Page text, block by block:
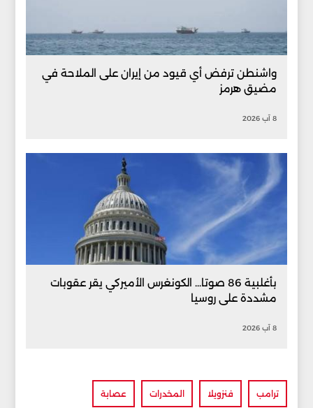
واشنطن ترفض أي قيود من إيران على الملاحة في
مضيق هرمز
8 آب 2026
بأغلبية 86 صوتا... الكونغرس الأميركي يقر عقوبات
مشددة على روسيا
8 آب 2026
ترامب فنزويلا المخدرات عصابة